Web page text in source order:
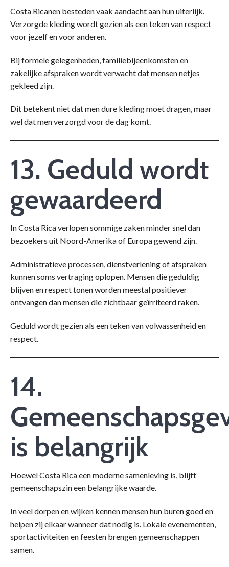
Costa Ricanen besteden vaak aandacht aan hun uiterlijk.
Verzorgde kleding wordt gezien als een teken van respect
voor jezelf en voor anderen.
Bij formele gelegenheden, familiebijeenkomsten en
zakelijke afspraken wordt verwacht dat mensen netjes
gekleed zijn.
Dit betekent niet dat men dure kleding moet dragen, maar
wel dat men verzorgd voor de dag komt.
13. Geduld wordt
gewaardeerd
In Costa Rica verlopen sommige zaken minder snel dan
bezoekers uit Noord-Amerika of Europa gewend zijn.
Administratieve processen, dienstverlening of afspraken
kunnen soms vertraging oplopen. Mensen die geduldig
blijven en respect tonen worden meestal positiever
ontvangen dan mensen die zichtbaar geïrriteerd raken.
Geduld wordt gezien als een teken van volwassenheid en
respect.
14.
is belangrijk
Hoewel Costa Rica een moderne samenleving is, blijft
gemeenschapszin een belangrijke waarde.
In veel dorpen en wijken kennen mensen hun buren goed en
helpen zij elkaar wanneer dat nodig is. Lokale evenementen,
sportactiviteiten en feesten brengen gemeenschappen
samen.